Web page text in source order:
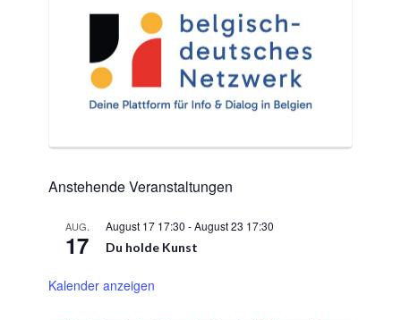
Anstehende Veranstaltungen
AUG.
17
August 17 17:30 -August 23 17:30
Du holde Kunst
Kalender anzeigen